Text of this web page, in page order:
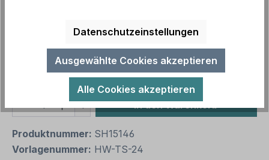
Preise inkl. MwSt. zzgl. Versandkosten
Aufgrund von Neuberechnungen im Warenkorb sind
abweichende Endpreise möglich.
Produkt Anzahl: Gib den
1 In den Warenkorb
Produktnummer: SH15146
Vorlagenummer: HW-TS-24
Datenschutzeinstellungen
Ausgewählte Cookies akzeptieren
Alle Cookies akzeptieren